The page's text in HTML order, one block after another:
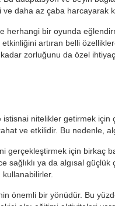
daha az çaba harcayarak
herhangi bir oyunda
artıran belli
zorluğunu da özel
istisnai nitelikler getirmek için
ve etkilidir. Bu nedenle,
gerçekleştirmek için birkaç
sağlıklı ya da algısal güçlük
önemli bir yönüdür. Bu